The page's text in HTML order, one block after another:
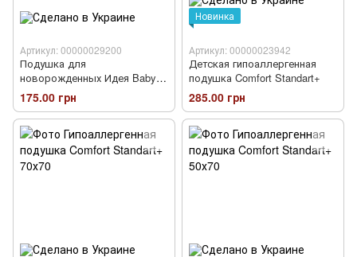
Артикул: 00000029200
Подушка для
новорожденных Идея Baby
Волна
175.00 грн
Новинка
Артикул: 00000023942
Детская гипоаллергенная
подушка Comfort Standart+
285.00 грн